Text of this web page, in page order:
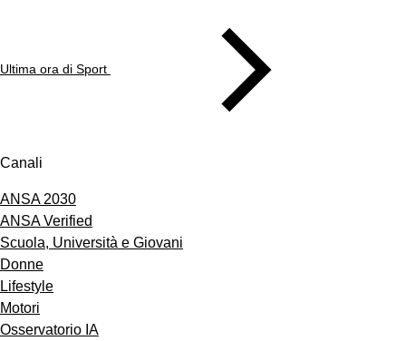
Ultima ora di Sport
Canali
ANSA 2030
ANSA Verified
Scuola, Università e Giovani
Donne
Lifestyle
Motori
Osservatorio IA